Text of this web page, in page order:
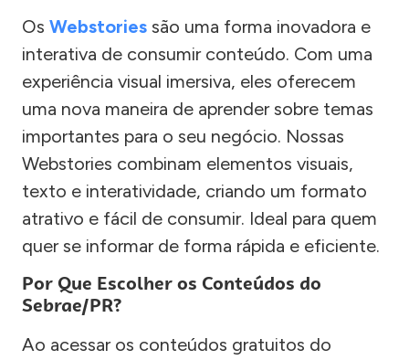
Os Webstories são uma forma inovadora e
interativa de consumir conteúdo. Com uma
experiência visual imersiva, eles oferecem
uma nova maneira de aprender sobre temas
importantes para o seu negócio. Nossas
Webstories combinam elementos visuais,
texto e interatividade, criando um formato
atrativo e fácil de consumir. Ideal para quem
quer se informar de forma rápida e eficiente.
Por Que Escolher os Conteúdos do
Sebrae/PR?
Ao acessar os conteúdos gratuitos do